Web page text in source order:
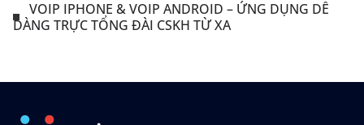
VOIP IPHONE & VOIP ANDROID – ỨNG DỤNG DỄ
DÀNG TRỰC TỔNG ĐÀI CSKH TỪ XA